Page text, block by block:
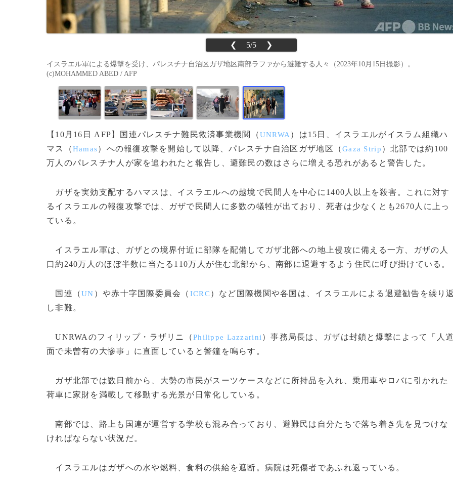
❮ 5/5 ❯
イスラエル軍による爆撃を受け、パレスチナ自治区ガザ地区南部ラファから避難する人々（2023年10月15日撮影）。
(c)MOHAMMED ABED / AFP
【10月16日 AFP】国連パレスチナ難民救済事業機関（UNRWA ）は15日、イスラエルがイスラム組織ハ
マス（Hamas）への報復攻撃を開始して以降、パレスチナ自治区ガザ地区（Gaza Strip ）北部では約100
万人のパレスチナ人が家を追われたと報告し、避難民の数はさらに増える恐れがあると警告した。
ガザを実効支配するハマスは、イスラエルへの越境で民間人を中心に1400人以上を殺害。これに対す
るイスラエルの報復攻撃では、ガザで民間人に多数の犠牲が出ており、死者は少なくとも2670人に上っ
ている。
イスラエル軍は、ガザとの境界付近に部隊を配備してガザ北部への地上侵攻に備える一方、ガザの人
口約240万人のほぼ半数に当たる110万人が住む北部から、南部に退避するよう住民に呼び掛けている。
国連（UN ）や赤十字国際委員会（ ICRC）など国際機関や各国は、イスラエルによる退避勧告を繰り
し非難。
UNRWAのフィリップ・ラザリニ（Philippe Lazzarini ）事務局長は、ガザは封鎖と爆撃によって「人
面で未曽有の大惨事」に直面していると警鐘を鳴らす。
ガザ北部では数日前から、大勢の市民がスーツケースなどに所持品を入れ、乗用車やロバに引かれた
荷車に家財を満載して移動する光景が日常化している。
南部では、路上も国連が運営する学校も混み合っており、避難民は自分たちで落ち着き先を見つけな
ければならない状況だ。
イスラエルはガザへの水や燃料、食料の供給を遮断。病院は死傷者であふれ返っている。